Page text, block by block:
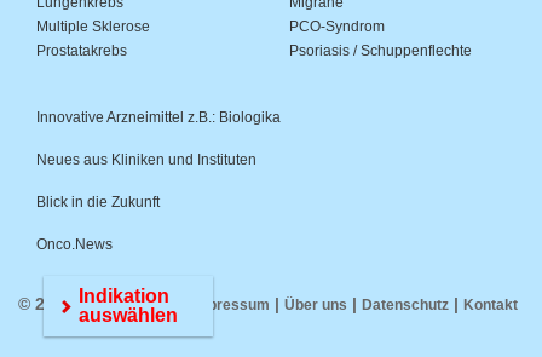
Multiple Sklerose
PCO-Syndrom
Prostatakrebs
Psoriasis / Schuppenflechte
Innovative Arzneimittel z.B.: Biologika
Neues aus Kliniken und Instituten
Blick in die Zukunft
Onco.News
© 2026 Medwiss.de | Impressum | Über uns | Datenschutz | Kontakt
Indikation
auswählen